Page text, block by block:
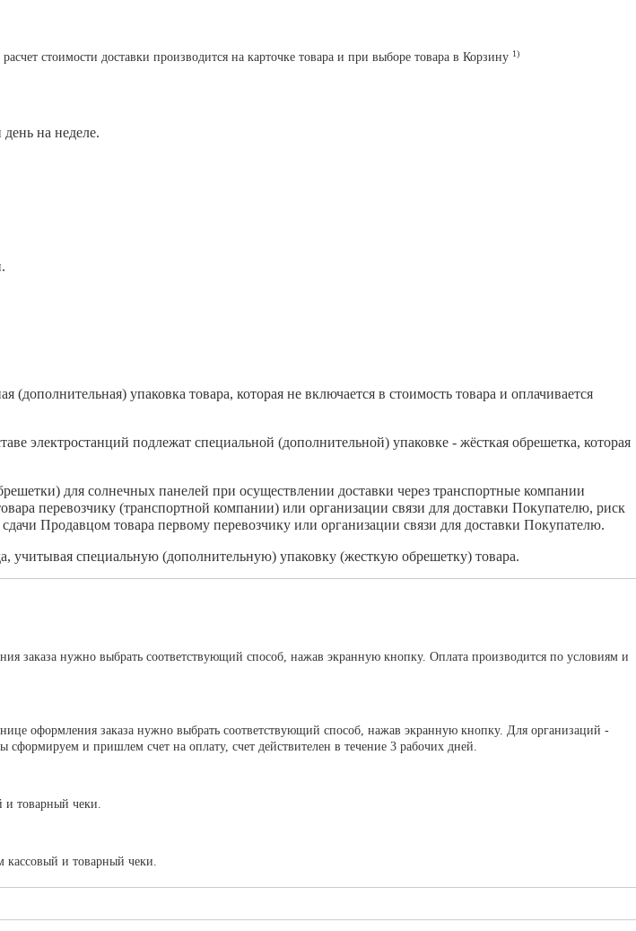
стоимости доставки производится на карточке товара и при выборе товара в Корзину 1)
на неделе.
упаковка товара, которая не включается в стоимость товара и оплачивается
электростанций подлежат специальной (дополнительной) упаковке - жёсткая обрешетка, которая
для солнечных панелей при осуществлении доставки через транспортные компании
перевозчику (транспортной компании) или организации связи для доставки Покупателю, риск
Продавцом товара первому перевозчику или организации связи для доставки Покупателю.
специальную (дополнительную) упаковку (жесткую обрешетку) товара.
заказа нужно выбрать соответствующий способ, нажав экранную кнопку. Оплата производится по условиям и
оформления заказа нужно выбрать соответствующий способ, нажав экранную кнопку. Для организаций -
и пришлем счет на оплату, счет действителен в течение 3 рабочих дней.
и товарный чеки.
кассовый и товарный чеки.